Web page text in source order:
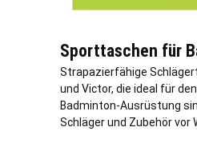
Sporttaschen für
Strapazierfähige
und Victor, die ideal für
Badminton-Ausrüstung
Schläger und Zubehör vor